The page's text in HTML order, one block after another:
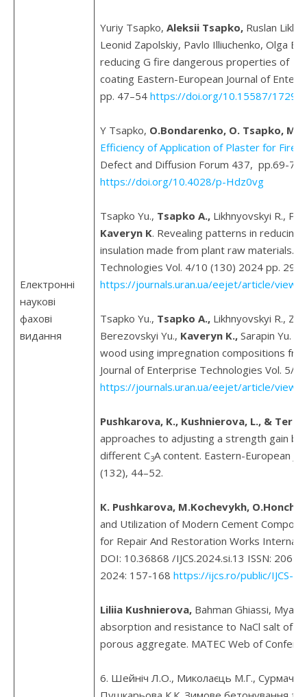
Електронні
наукові
фахові
видання
Yuriy Tsapko, Аleksii Tsapko,Ruslan
Leonid Zapolskiy, Pavlo Illiuchenko, Olga
reducing G fire dangerous properties of
coating Eastern-European Journal of
pp. 47–54 https://doi.org/10.15587/1729-
Y Tsapko, O.Bondarenko, O. Tsapko, M.
Efficiency of Application of Plaster for Fire
Defect and Diffusion Forum 437, pp.69-
https://doi.org/10.4028/p-Hdz0vg
Tsapko Yu., Tsapko A.,Likhnyovskyi R.,
Kaveryn K. Revealing patterns in
insulation made from plant raw materials.
Technologies Vol. 4/10 (130) 2024 pp. 29-
https://journals.uran.ua/eejet/article/view/
Tsapko Yu., Tsapko A.,Likhnyovskyi R.,
Berezovskyi Yu., Kaveryn K.,Sarapin Yu.
wood using impregnation compositions
Journal of Enterprise Technologies Vol. 5/
https://journals.uran.ua/eejet/article/view/
Pushkarova, K., Kushnierova, L., &
approaches to adjusting a strength gain
different C3A content. Eastern-European
(132), 44–52.
К. Рushkarova, M.Kochevykh,
and Utilization of Modern Cement
for Repair And Restoration Works
DOI: 10.36868 /IJCS.2024.si.13 ISSN:
2024: 157-168 https://ijcs.ro/public/IJCS-
Liliia Kushnierova,Bahman Ghiassi, Myat
absorption and resistance to NaCl salt of
porous aggregate. MATEC Web of
6. Шейніч Л.О., Миколаєць М.Г.,